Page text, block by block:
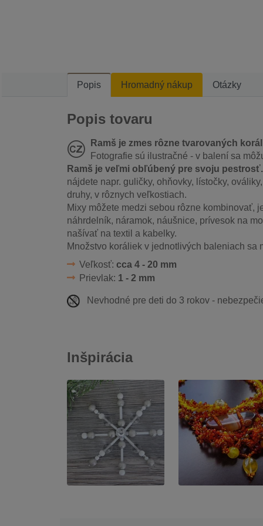
Popis Hromadný nákup Otázky
Popis tovaru
Ramš je zmes rôzne tvarovaných
Fotografie sú ilustračné - v balení sa
Ramš je veľmi obľúbený pre svoju pestrosť.
nájdete napr. guličky, ohňovky, lístočky,
druhy, v rôznych veľkostiach.
Mixy môžete medzi sebou rôzne kombinovať,
náhrdelník, náramok, náušnice, prívesok na
našívať na textil a kabelky.
Množstvo koráliek v jednotlivých baleniach sa
Veľkosť: cca 4 - 20 mm
Prievlak: 1 - 2 mm
Nevhodné pre deti do 3 rokov -
Inšpirácia